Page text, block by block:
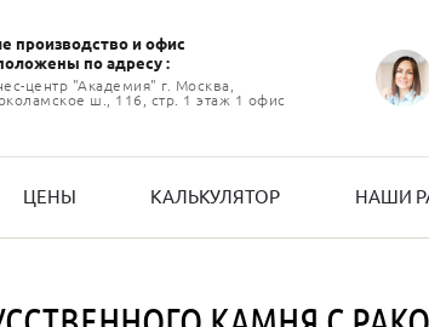
производство и офиc
по адресу :
центр "Академия" г. Москва,
ш., 116, стр. 1 этаж 1 офис
ЦЕНЫ КАЛЬКУЛЯТОР НАШИ